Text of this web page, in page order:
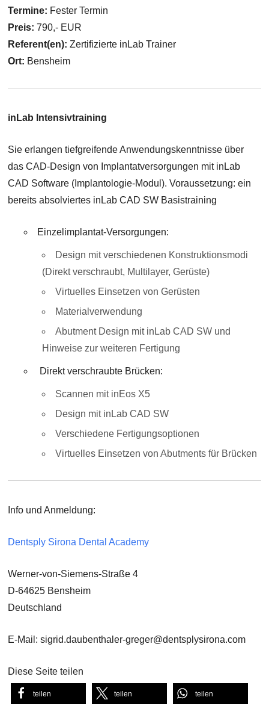
Termine: Fester Termin
Preis: 790,- EUR
Referent(en):Zertifizierte inLab Trainer
Ort: Bensheim
inLab Intensivtraining
Sie erlangen tiefgreifende Anwendungskenntnisse über
das CAD-Design von Implantatversorgungen mit inLab
CAD Software (Implantologie-Modul). Voraussetzung: ein
bereits absolviertes inLab CAD SW Basistraining
Einzelimplantat-Versorgungen:
Design mit verschiedenen Konstruktionsmodi
(Direkt verschraubt, Multilayer, Gerüste)
Virtuelles Einsetzen von Gerüsten
Materialverwendung
Abutment Design mit inLab CAD SW und
Hinweise zur weiteren Fertigung
Direkt verschraubte Brücken:
Scannen mit inEos X5
Design mit inLab CAD SW
Verschiedene Fertigungsoptionen
Virtuelles Einsetzen von Abutments für Brücken
Info und Anmeldung:
Dentsply Sirona Dental Academy
Werner-von-Siemens-Straße 4
D-64625 Bensheim
Deutschland
E-Mail: sigrid.daubenthaler-greger@dentsplysirona.com
Diese Seite teilen
teilen teilen teilen